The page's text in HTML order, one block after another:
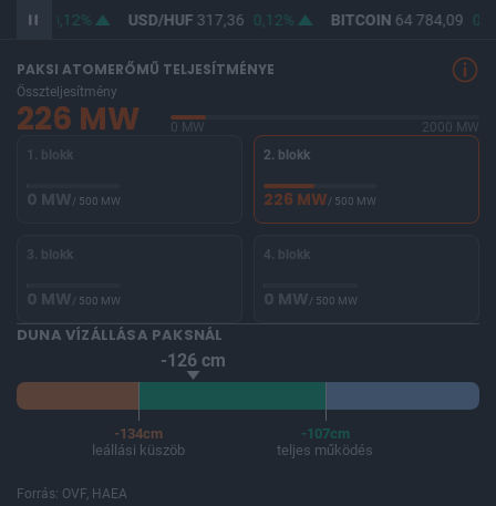
0,12% USD/HUF317,36 0,12% BITCOIN64 784,09
PAKSI ATOMERŐMŰ TELJESÍTMÉNYE
Összteljesítmény
226 MW 0 MW
2000 MW
1. blokk
0 MW/ 500 MW
2. blokk
226 MW/ 500 MW
3. blokk
0 MW/ 500 MW
4. blokk
0 MW/ 500 MW
DUNA VÍZÁLLÁSA PAKSNÁL
-126 cm
-134cm
leállási küszöb
-107cm
teljes működés
Forrás: OVF, HAEA